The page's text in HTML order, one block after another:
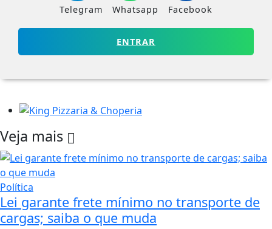
Telegram Whatsapp Facebook
ENTRAR
Veja mais
Política
Lei garante frete mínimo no transporte de
cargas; saiba o que muda